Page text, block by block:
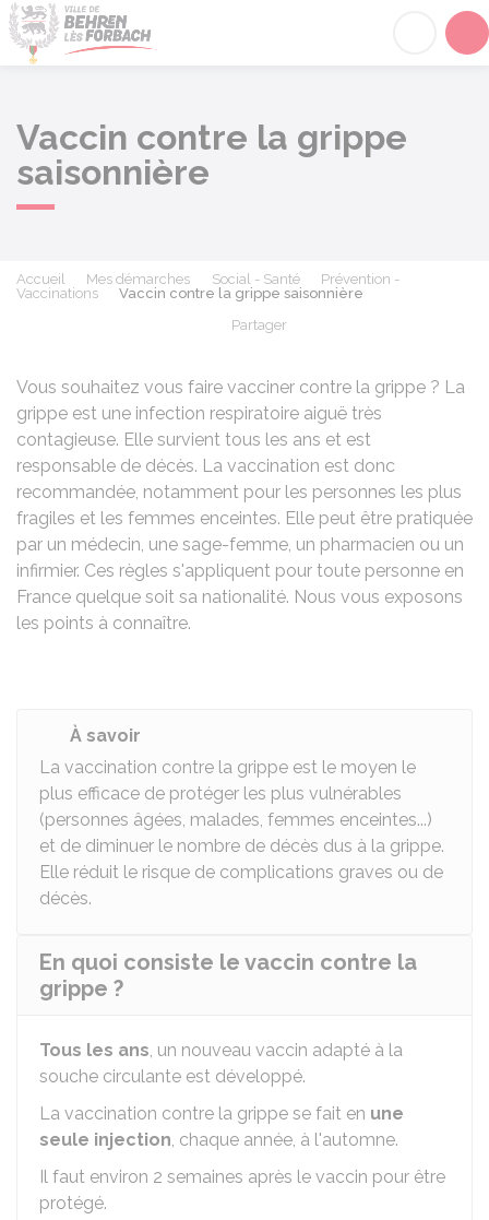
Vaccin contre la grippe
saisonnière
Accueil Mes démarches Social - Santé
Prévention -
Vaccinations
Vaccin contre la grippe saisonnière
Partager
Vous souhaitez vous faire vacciner contre la grippe ? La
grippe est une infection respiratoire aiguë très
contagieuse. Elle survient tous les ans et est
responsable de décès. La vaccination est donc
recommandée, notamment pour les personnes les plus
fragiles et les femmes enceintes. Elle peut être pratiquée
par un médecin, une sage-femme, un pharmacien ou un
infirmier. Ces règles s'appliquent pour toute personne en
France quelque soit sa nationalité. Nous vous exposons
les points à connaître.
À savoir
La vaccination contre la grippe est le moyen le
plus efficace de protéger les plus vulnérables
(personnes âgées, malades, femmes enceintes...)
et de diminuer le nombre de décès dus à la grippe.
Elle réduit le risque de complications graves ou de
décès.
En quoi consiste le vaccin contre la
grippe ?
Tous les ans, un nouveau vaccin adapté à la
souche circulante est développé.
La vaccination contre la grippe se fait en une
seule injection, chaque année, à l'automne.
Il faut environ 2 semaines après le vaccin pour être
protégé.